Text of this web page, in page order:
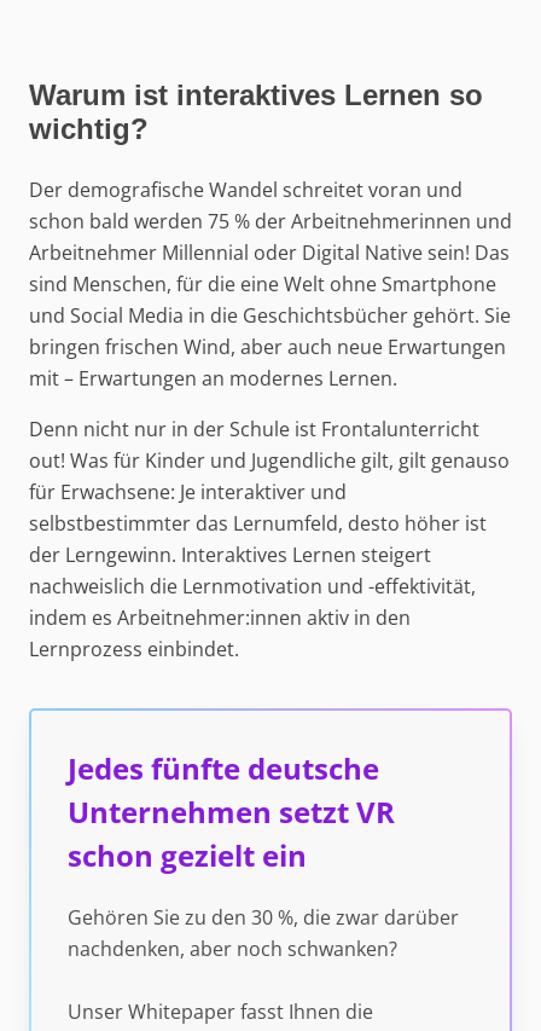
Warum ist interaktives Lernen so
wichtig?
Der demografische Wandel schreitet voran und
schon bald werden 75 % der Arbeitnehmerinnen und
Arbeitnehmer Millennial oder Digital Native sein! Das
sind Menschen, für die eine Welt ohne Smartphone
und Social Media in die Geschichtsbücher gehört. Sie
bringen frischen Wind, aber auch neue Erwartungen
mit – Erwartungen an modernes Lernen.
Denn nicht nur in der Schule ist Frontalunterricht
out! Was für Kinder und Jugendliche gilt, gilt genauso
für Erwachsene: Je interaktiver und
selbstbestimmter das Lernumfeld, desto höher ist
der Lerngewinn. Interaktives Lernen steigert
nachweislich die Lernmotivation und -effektivität,
indem es Arbeitnehmer:innen aktiv in den
Lernprozess einbindet.
Jedes fünfte deutsche
Unternehmen setzt VR
schon gezielt ein
Gehören Sie zu den 30 %, die zwar darüber
nachdenken, aber noch schwanken?
Unser Whitepaper fasst Ihnen die